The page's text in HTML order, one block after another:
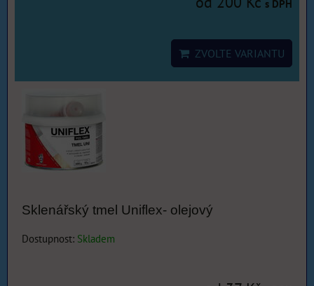
s DPH
ZVOLTE VARIANTU
Sklenářský tmel Uniflex- olejový
Dostupnost: Skladem